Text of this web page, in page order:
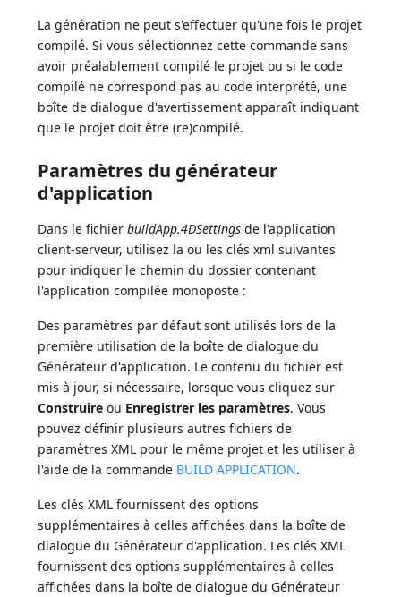
La génération ne peut s'effectuer qu'une fois le projet
compilé. Si vous sélectionnez cette commande sans
avoir préalablement compilé le projet ou si le code
compilé ne correspond pas au code interprété, une
boîte de dialogue d'avertissement apparaît indiquant
que le projet doit être (re)compilé.
Paramètres du générateur
d'application
Dans le fichierbuildApp.4DSettings de l'application
client-serveur, utilisez la ou les clés xml suivantes
pour indiquer le chemin du dossier contenant
l'application compilée monoposte :
Des paramètres par défaut sont utilisés lors de la
première utilisation de la boîte de dialogue du
Générateur d'application. Le contenu du fichier est
mis à jour, si nécessaire, lorsque vous cliquez sur
Construire ou Enregistrer les paramètres. Vous
pouvez définir plusieurs autres fichiers de
paramètres XML pour le même projet et les utiliser à
l'aide de la commande BUILD APPLICATION.
Les clés XML fournissent des options
supplémentaires à celles affichées dans la boîte de
dialogue du Générateur d'application. Les clés XML
fournissent des options supplémentaires à celles
affichées dans la boîte de dialogue du Générateur